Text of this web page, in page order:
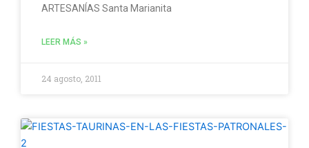
ARTESANÍAS Santa Marianita
LEER MÁS »
24 agosto, 2011